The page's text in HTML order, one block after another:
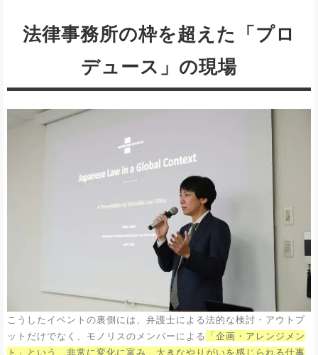
法律事務所の枠を超えた「プロ
デュース」の現場
こうしたイベントの裏側には、弁護士による法的な検討・アウトプ
ットだけでなく、モノリスのメンバーによる 「企画・アレンジメン
ト」という、非常に変化に富み、大きなやりがいを感じられる仕事